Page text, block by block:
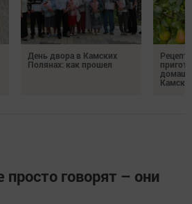
День двора в Камских
Полянах: как прошел
говорят – они